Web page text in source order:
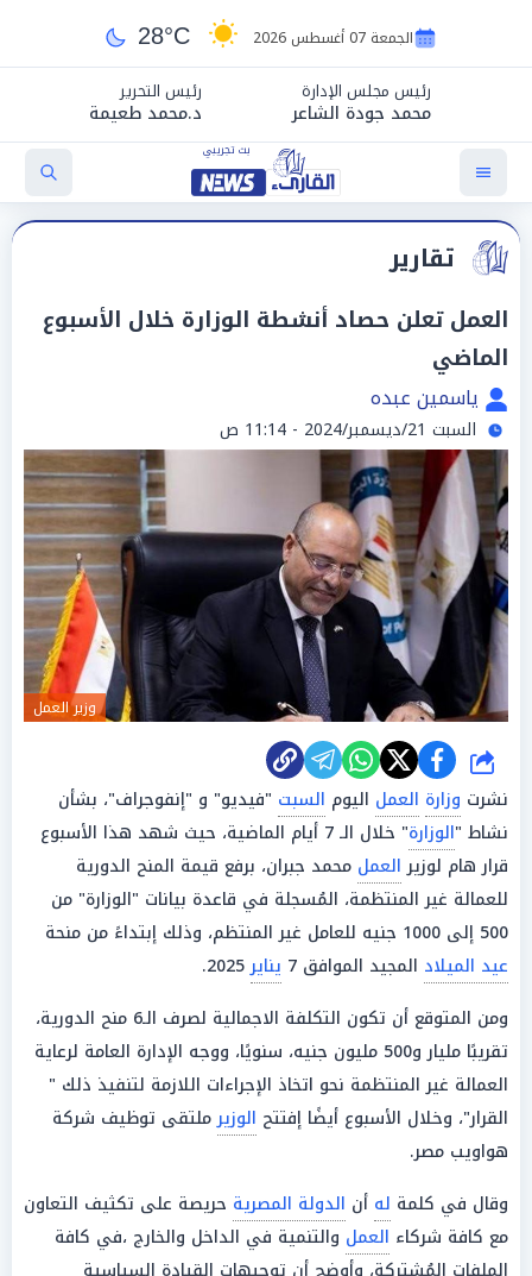
الجمعة 07 أغسطس 2026 28°C
رئيس مجلس الإدارة
محمد جودة الشاعر
رئيس التحرير
د.محمد طعيمة
تقارير
العمل تعلن حصاد أنشطة الوزارة خلال الأسبوع
الماضي
ياسمين عبده
السبت 21/ديسمبر/2024 - 11:14 ص
وزير العمل
شارك
نشرت وزارة العمل اليوم السبت "فيديو" و "إنفوجراف"، بشأن
نشاط "الوزارة
" خلال الـ 7 أيام الماضية، حيث شهد هذا الأسبوع
قرار هام لوزيرالعمل محمد جبران، برفع قيمة المنح الدورية
للعمالة غير المنتظمة، المُسجلة في قاعدة بيانات "الوزارة" من
500 إلى 1000 جنيه للعامل غير المنتظم، وذلك إبتداءً من منحة
عيد الميلاد المجيد الموافق 7 يناير2025.
ومن المتوقع أن تكون التكلفة الاجمالية لصرف الـ6 منح الدورية،
تقريبًا مليار و500 مليون جنيه، سنويًا، ووجه الإدارة العامة لرعاية
العمالة غير المنتظمة نحو اتخاذ الإجراءات اللازمة لتنفيذ ذلك "
القرار"، وخلال الأسبوع أيضًا إفتتح الوزيرملتقى توظيف شركة
هواويب مصر.
وقال في كلمة له أن الدولة المصرية حريصة على تكثيف التعاون
مع كافة شركاء العمل والتنمية في الداخل والخارج ،في كافة